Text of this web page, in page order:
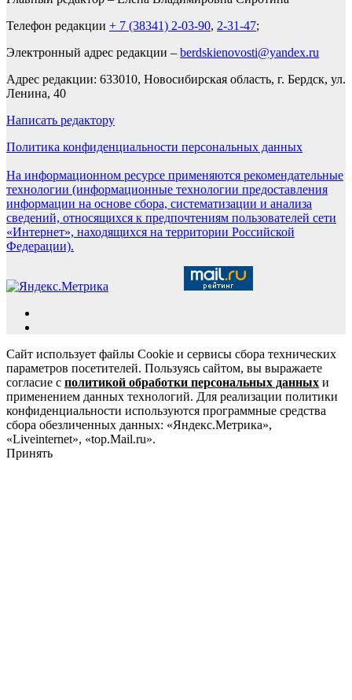
Телефон редакции + 7 (38341) 2-03-90, 2-31-47;
Электронный адрес редакции – berdskienovosti@yandex.ru
Адрес редакции: 633010, Новосибирская область, г. Бердск, ул.
Ленина, 40
Написать редактору
Политика конфиденциальности персональных данных
На информационном ресурсе применяются рекомендательные
технологии (информационные технологии предоставления
информации на основе сбора, систематизации и анализа
сведений, относящихся к предпочтениям пользователей сети
«Интернет», находящихся на территории Российской
Федерации).
Сайт использует файлы Cookie и сервисы сбора технических
параметров посетителей. Пользуясь сайтом, вы выражаете
согласие с политикой обработки персональных данных и
применением данных технологий. Для реализации политики
конфиденциальности используются программные средства
сбора обезличенных данных: «Яндекс.Метрика»,
«Liveinternet», «top.Mail.ru».
Принять